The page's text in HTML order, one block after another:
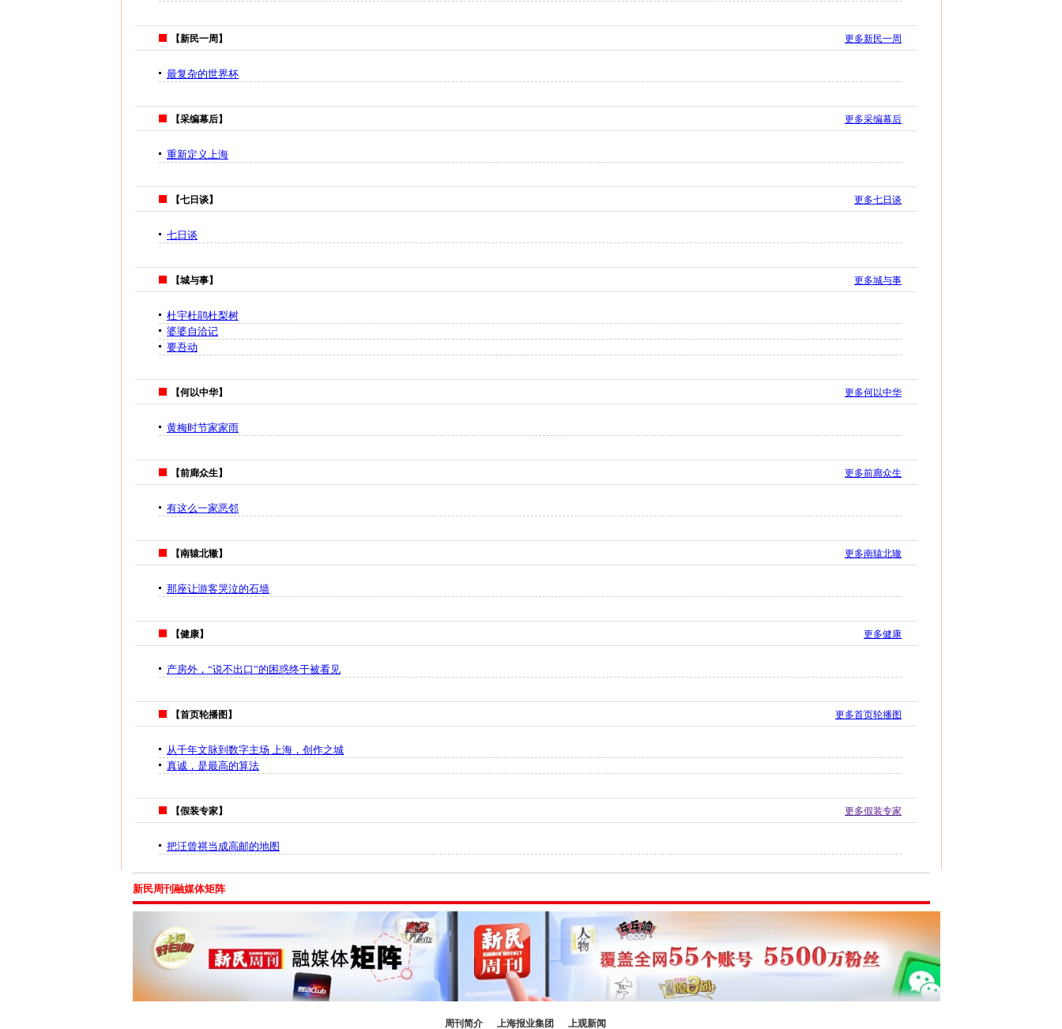
【新民一周】 更多新民一周
最复杂的世界杯
【采编幕后】 更多采编幕后
重新定义上海
【七日谈】 更多七日谈
七日谈
【城与事】 更多城与事
杜宇杜鹃杜梨树
婆婆自洽记
要吾动
【何以中华】 更多何以中华
黄梅时节家家雨
【前廊众生】 更多前廊众生
有这么一家恶邻
【南辕北辙】 更多南辕北辙
那座让游客哭泣的石墙
【健康】 更多健康
产房外，“说不出口”的困惑终于被看见
【首页轮播图】 更多首页轮播图
从千年文脉到数字主场 上海，创作之城
真诚，是最高的算法
【假装专家】 更多假装专家
把汪曾祺当成高邮的地图
新民周刊融媒体矩阵
周刊简介 上海报业集团 上观新闻